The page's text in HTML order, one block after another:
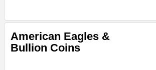
American Eagles &
Bullion Coins